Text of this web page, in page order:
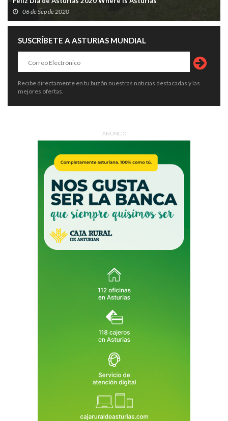
06 de Sep de 2020
SUSCRÍBETE A ASTURIAS MUNDIAL
Recibe directamente en tu buzón nuestras noticias destacadas y las
mejores ofertas.
ANUNCIO